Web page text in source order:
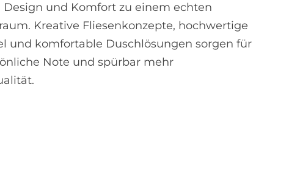
Design und Komfort zu einem echten
Kreative Fliesenkonzepte, hochwertige
und komfortable Duschlösungen sorgen für
Note und spürbar mehr